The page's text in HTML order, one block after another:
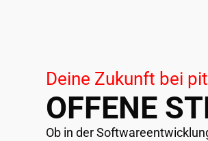
Deine Zukunft bei pit
OFFENE
Ob in der